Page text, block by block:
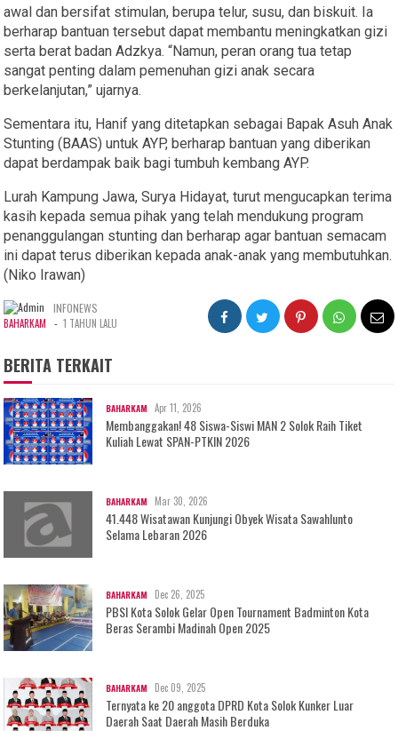
awal dan bersifat stimulan, berupa telur, susu, dan biskuit. Ia
berharap bantuan tersebut dapat membantu meningkatkan gizi
serta berat badan Adzkya. “Namun, peran orang tua tetap
sangat penting dalam pemenuhan gizi anak secara
berkelanjutan,” ujarnya.
Sementara itu, Hanif yang ditetapkan sebagai Bapak Asuh Anak
Stunting (BAAS) untuk AYP, berharap bantuan yang diberikan
dapat berdampak baik bagi tumbuh kembang AYP.
Lurah Kampung Jawa, Surya Hidayat, turut mengucapkan terima
kasih kepada semua pihak yang telah mendukung program
penanggulangan stunting dan berharap agar bantuan semacam
ini dapat terus diberikan kepada anak-anak yang membutuhkan.
(Niko Irawan)
INFONEWS
BAHARKAM - 1 TAHUN LALU
BERITA TERKAIT
BAHARKAM Apr 11, 2026
Membanggakan! 48 Siswa-Siswi MAN 2 Solok Raih Tiket
Kuliah Lewat SPAN-PTKIN 2026
BAHARKAM Mar 30, 2026
41.448 Wisatawan Kunjungi Obyek Wisata Sawahlunto
Selama Lebaran 2026
BAHARKAM Dec 26, 2025
PBSI Kota Solok Gelar Open Tournament Badminton Kota
Beras Serambi Madinah Open 2025
BAHARKAM Dec 09, 2025
Ternyata ke 20 anggota DPRD Kota Solok Kunker Luar
Daerah Saat Daerah Masih Berduka